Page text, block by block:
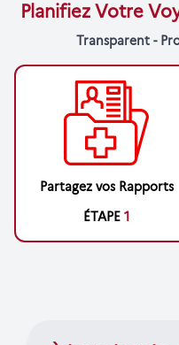
Planifiez Votre
Transparent -
Partagez vos Rapports
ÉTAPE 1